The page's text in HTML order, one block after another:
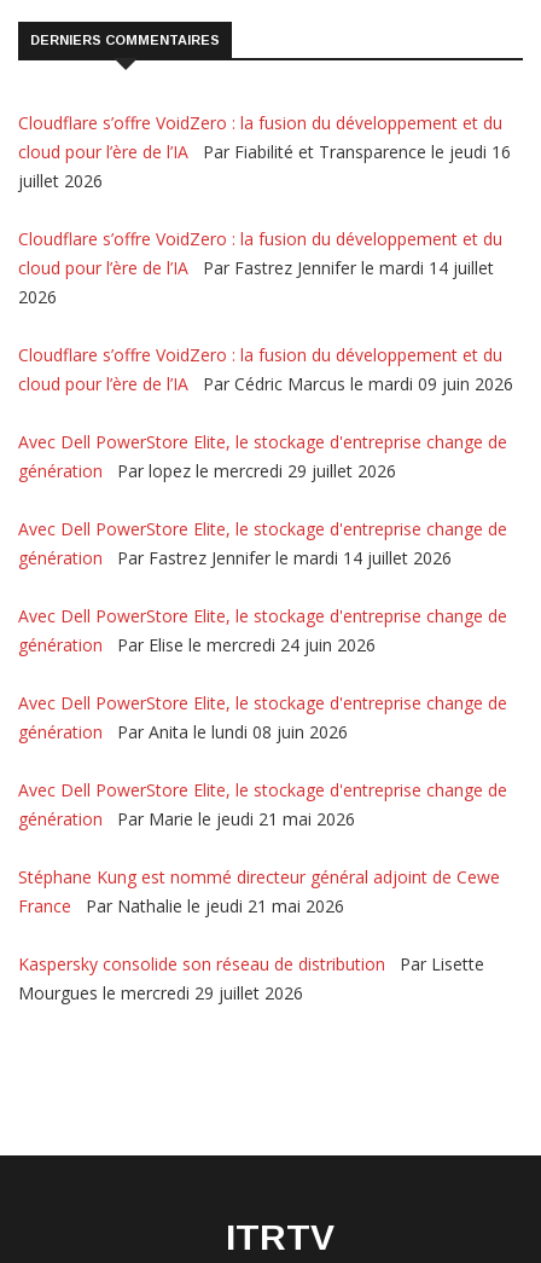
DERNIERS COMMENTAIRES
Cloudflare s’offre VoidZero : la fusion du développement et du
cloud pour l’ère de l’IA
Par Fiabilité et Transparence le jeudi 16
juillet 2026
Cloudflare s’offre VoidZero : la fusion du développement et du
cloud pour l’ère de l’IA
Par Fastrez Jennifer le mardi 14 juillet
2026
Cloudflare s’offre VoidZero : la fusion du développement et du
cloud pour l’ère de l’IA
Par Cédric Marcus le mardi 09 juin 2026
Avec Dell PowerStore Elite, le stockage d'entreprise change de
génération
Par lopez le mercredi 29 juillet 2026
Avec Dell PowerStore Elite, le stockage d'entreprise change de
génération
Par Fastrez Jennifer le mardi 14 juillet 2026
Avec Dell PowerStore Elite, le stockage d'entreprise change de
génération
Par Elise le mercredi 24 juin 2026
Avec Dell PowerStore Elite, le stockage d'entreprise change de
génération
Par Anita le lundi 08 juin 2026
Avec Dell PowerStore Elite, le stockage d'entreprise change de
génération
Par Marie le jeudi 21 mai 2026
Stéphane Kung est nommé directeur général adjoint de Cewe
France
Par Nathalie le jeudi 21 mai 2026
Kaspersky consolide son réseau de distribution
Par Lisette
Mourgues le mercredi 29 juillet 2026
ITRTV